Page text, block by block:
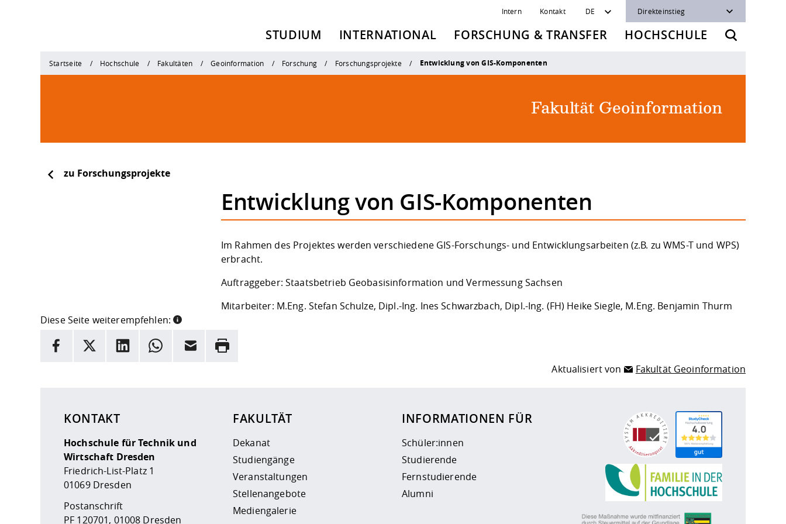
Intern Kontakt DE Direkteinstieg
STUDIUM INTERNATIONAL FORSCHUNG & TRANSFER HOCHSCHULE
Startseite Hochschule Fakultäten Geoinformation Forschung Forschungsprojekte Entwicklung von GIS-Komponenten
Fakultät Geoinformation
zu Forschungsprojekte
Entwicklung von GIS-Komponenten
Im Rahmen des Projektes werden verschiedene GIS-Forschungs- und Entwicklungsarbeiten (z.B. zu WMS-T und WPS)
erbracht.
Auftraggeber: Staatsbetrieb Geobasisinformation und Vermessung Sachsen
Mitarbeiter: M.Eng. Stefan Schulze, Dipl.-Ing. Ines Schwarzbach, Dipl.-Ing. (FH) Heike Siegle, M.Eng. Benjamin Thurm
Diese Seite weiterempfehlen:
INFORMATION
Facebook
X LinkedInWhatsappE-Mail Drucken
Aktualisiert von Fakultät Geoinformation
KONTAKT
Hochschule für Technik und
Wirtschaft Dresden
Friedrich-List-Platz 1
01069 Dresden
Postanschrift
PF 120701, 01008 Dresden
FAKULTÄT
Dekanat
Studiengänge
Veranstaltungen
Stellenangebote
Mediengalerie
INFORMATIONEN FÜR
Schüler:innen
Studierende
Fernstudierende
Alumni